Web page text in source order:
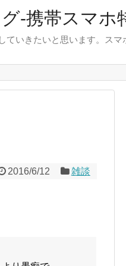
-携帯スマホ
いきたいと思います。ス
2016/6/12 雑談